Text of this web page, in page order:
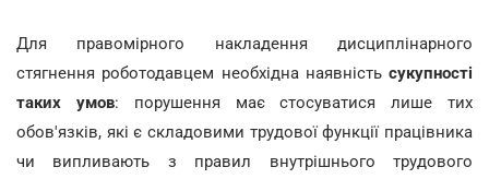
Для правомірного накладення дисциплінарного
стягнення роботодавцем необхідна наявність сукупності
таких умов: порушення має стосуватися лише тих
обов'язків, які є складовими трудової функції працівника
чи випливають з правил внутрішнього трудового